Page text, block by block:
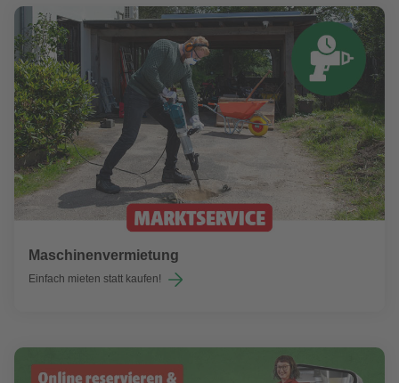
Maschinenvermietung
Einfach mieten statt kaufen!